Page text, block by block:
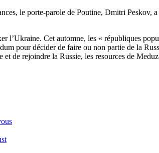
le porte-parole de Poutine, Dmitri Peskov,
Cet automne, les « républiques
pour décider de faire ou non partie de la
de rejoindre la Russie, les resources de